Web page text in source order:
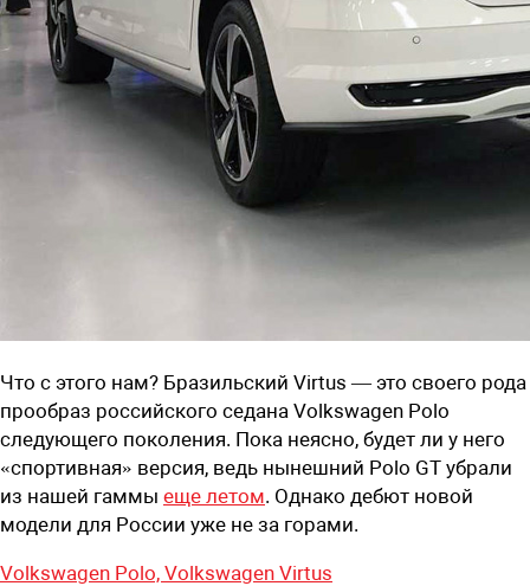
Что с этого нам? Бразильский Virtus — это своего рода
прообраз российского седана Volkswagen Polo
следующего поколения. Пока неясно, будет ли у него
«спортивная» версия, ведь нынешний Polo GT убрали
из нашей гаммы еще летом. Однако дебют новой
модели для России уже не за горами.
Volkswagen Polo, Volkswagen Virtus